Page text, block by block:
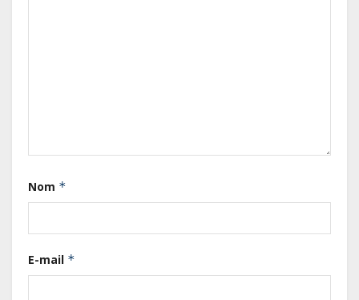
Nom *
E-mail *
Gabon : L’activité économique a